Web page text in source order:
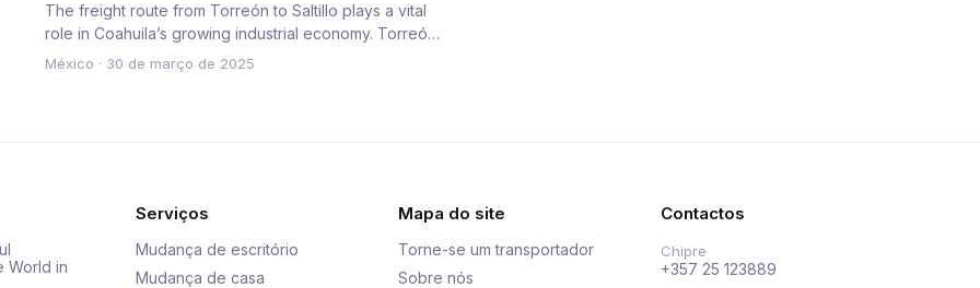
The freight route from Torreón to Saltillo plays a vital
role in Coahuila’s growing industrial economy. Torreón,
known f…
México · 30 de março de 2025
World in
Serviços
Mudança de escritório
Mudança de casa
Mapa do site
Torne-se um transportador
Sobre nós
Contactos
Chipre
+357 25 123889